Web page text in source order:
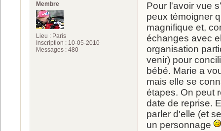
Membre
Lieu : Paris
Inscription : 10-05-2010
Messages : 480
Pour l'avoir vue
peux témoigner
magnifique et,
échanges avec
organisation
venir) pour
bébé. Marie a
mais elle se
étapes. On peut
date de reprise.
parler d'elle (et
un personnage